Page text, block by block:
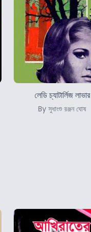
লেডি চ্যাটার্লিজ লাভার
By সুধাংশু রঞ্জন ঘোষ